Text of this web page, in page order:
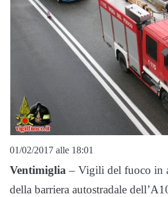
01/02/2017 alle 18:01
Ventimiglia– Vigili del fuoco in
della barriera autostradale